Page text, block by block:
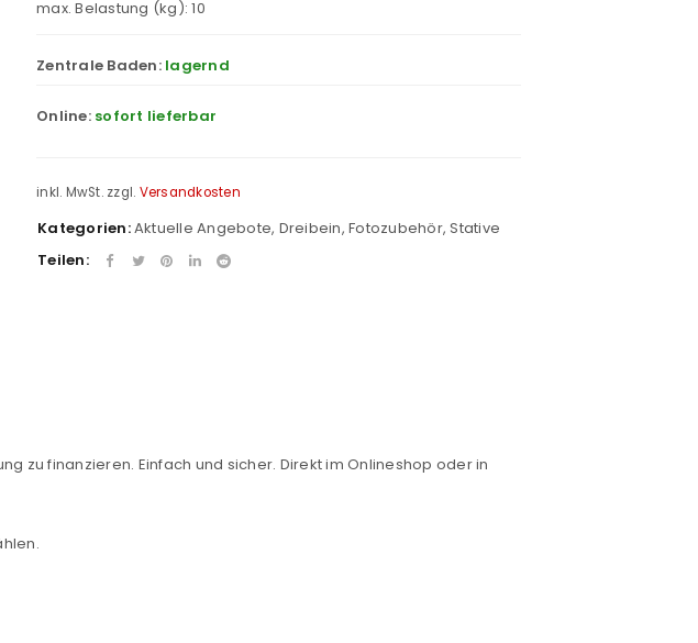
Adresse gesendet.
max. Belastung (kg): 10
Zentrale Baden: lagernd
Online: sofort lieferbar
inkl. MwSt. zzgl. Versandkosten
Kategorien:Aktuelle Angebote, Dreibein, Fotozubehör,Stative
Teilen:
zu finanzieren. Einfach und sicher. Direkt im Onlineshop oder in